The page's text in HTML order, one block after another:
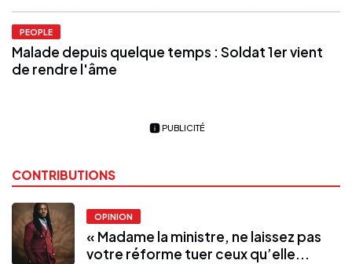
PEOPLE
Malade depuis quelque temps : Soldat 1er vient
de rendre l'âme
PUBLICITÉ
CONTRIBUTIONS
OPINION
« Madame la ministre, ne laissez pas
votre réforme tuer ceux qu’elle...